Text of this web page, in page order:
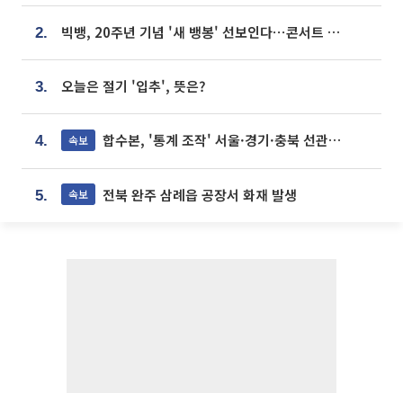
2. 빅뱅, 20주년 기념 '새 뱅봉' 선보인다⋯콘서트 앞두고 팝업 개최
3. 오늘은 절기 '입추', 뜻은?
4. 속보 합수본, '통계 조작' 서울·경기·충북 선관위 등 추가 압수수색
5. 속보 전북 완주 삼례읍 공장서 화재 발생